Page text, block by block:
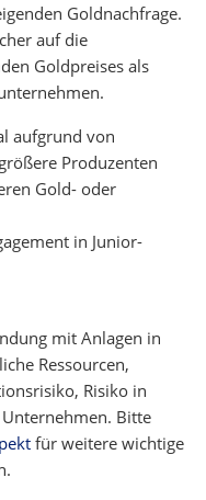
Goldnachfrage.
auf die
Goldpreises als
aufgrund von
Produzenten
Gold- oder
in Junior-
mit Anlagen in
Ressourcen,
Risiko in
Bitte
für weitere wichtige